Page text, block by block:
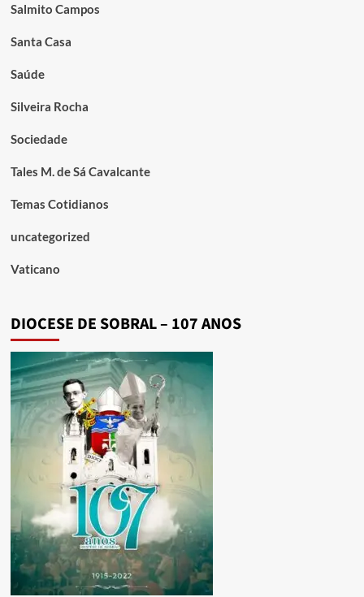
Salmito Campos
Santa Casa
Saúde
Silveira Rocha
Sociedade
Tales M. de Sá Cavalcante
Temas Cotidianos
uncategorized
Vaticano
DIOCESE DE SOBRAL – 107 ANOS